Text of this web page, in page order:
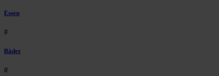
Essen
#
Räder
#